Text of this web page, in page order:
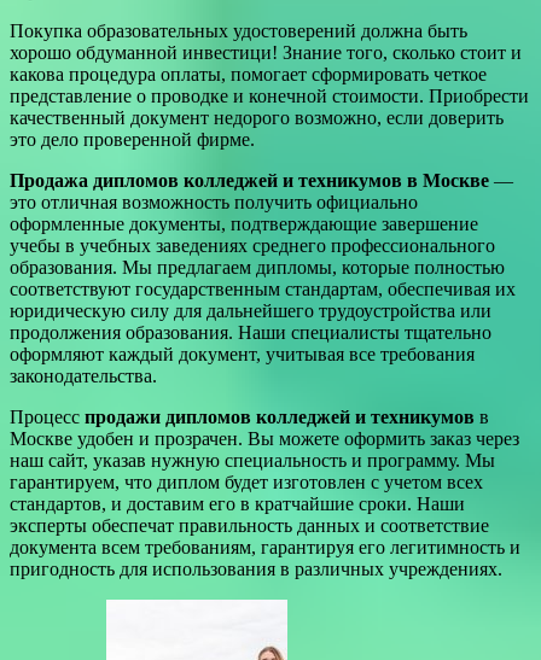
Покупка образовательных удостоверений должна быть
хорошо обдуманной инвестици! Знание того, сколько стоит и
какова процедура оплаты, помогает сформировать четкое
представление о проводке и конечной стоимости. Приобрести
качественный документ недорого возможно, если доверить
это дело проверенной фирме.
Продажа дипломов колледжей и техникумов в Москве —
это отличная возможность получить официально
оформленные документы, подтверждающие завершение
учебы в учебных заведениях среднего профессионального
образования. Мы предлагаем дипломы, которые полностью
соответствуют государственным стандартам, обеспечивая их
юридическую силу для дальнейшего трудоустройства или
продолжения образования. Наши специалисты тщательно
оформляют каждый документ, учитывая все требования
законодательства.
Процесс продажи дипломов колледжей и техникумов в
Москве удобен и прозрачен. Вы можете оформить заказ через
наш сайт, указав нужную специальность и программу. Мы
гарантируем, что диплом будет изготовлен с учетом всех
стандартов, и доставим его в кратчайшие сроки. Наши
эксперты обеспечат правильность данных и соответствие
документа всем требованиям, гарантируя его легитимность и
пригодность для использования в различных учреждениях.